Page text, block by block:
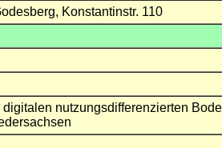
Konstantinstr. 110
digitalen nutzungsdifferenzierten